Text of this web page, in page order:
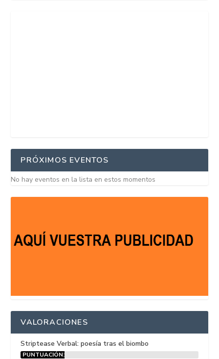
PRÓXIMOS EVENTOS
No hay eventos en la lista en estos momentos
VALORACIONES
Striptease Verbal: poesía tras el biombo
PUNTUACIÓN: